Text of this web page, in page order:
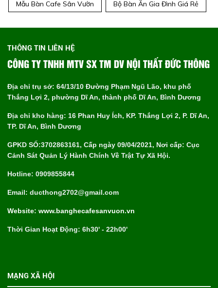
Mẫu Bàn Cafe Sân Vườn Bộ Bàn Ăn Gia Đình Giá Rẻ
THÔNG TIN LIÊN HỆ
CÔNG TY TNHH MTV SX TM DV NỘI THẤT ĐỨC THÔNG
Địa chỉ trụ sở: 64/13/10 Đường Phạm Ngũ Lão, khu phố
Thắng Lợi 2, phường Dĩ An, thành phố Dĩ An, Bình Dương
Địa chỉ kho hàng: 16 Phan Huy Ích, KP. Thắng Lợi 2, P. Dĩ An,
TP. Dĩ An, Bình Dương
GPKD SỐ:3702863161, Cấp ngày 09/04/2021, Nơi cấp: Cục
Cảnh Sát Quản Lý Hành Chính Về Trật Tự Xã Hội.
Hotline: 0909855844
Email: ducthong2702@gmail.com
Website: www.banghecafesanvuon.vn
Thời Gian Hoạt Động: 6h30' - 22h00'
MẠNG XÃ HỘI